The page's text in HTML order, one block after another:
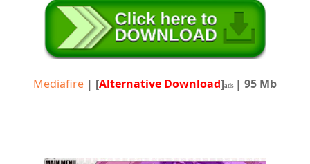
Mediafire | [Alternative Download]ads | 95 Mb